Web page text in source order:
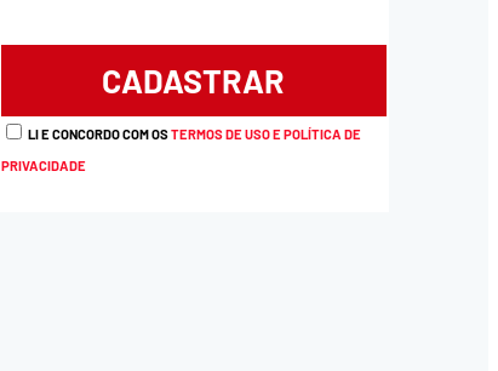
LI E CONCORDO COM OSTERMOS DE USO E POLÍTICA DE
PRIVACIDADE